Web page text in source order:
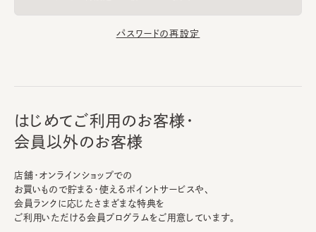
パスワードの再設定
はじめてご利用のお客様・
会員以外のお客様
店舗・オンラインショップでの
お買いもので貯まる・使えるポイントサービスや、
会員ランクに応じたさまざまな特典を
ご利用いただける会員プログラムをご用意しています。